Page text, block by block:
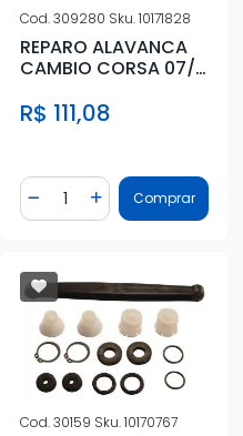
Cod.309280 Sku.10171828
REPARO ALAVANCA
CAMBIO CORSA 07/
2.0 8V
R$ 111,08
Diminuir Quantidade
Quantidade
AdicionarComprar
Cod.30159 Sku.10170767